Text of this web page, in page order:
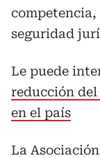
seguridad
Le puede
reducción del
en el país
La